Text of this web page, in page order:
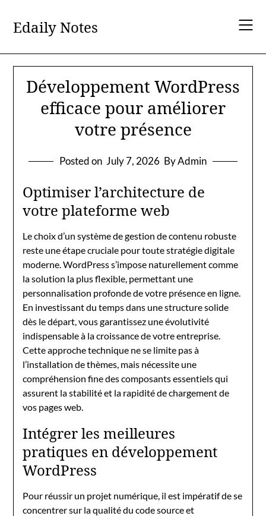
content
Edaily Notes
Développement WordPress
efficace pour améliorer
votre présence
Posted on July 7, 2026 By Admin
Optimiser l’architecture de
votre plateforme web
Le choix d’un système de gestion de contenu robuste
reste une étape cruciale pour toute stratégie digitale
moderne. WordPress s’impose naturellement comme
la solution la plus flexible, permettant une
personnalisation profonde de votre présence en ligne.
En investissant du temps dans une structure solide
dès le départ, vous garantissez une évolutivité
indispensable à la croissance de votre entreprise.
Cette approche technique ne se limite pas à
l’installation de thèmes, mais nécessite une
compréhension fine des composants essentiels qui
assurent la stabilité et la rapidité de chargement de
vos pages web.
Intégrer les meilleures
pratiques en développement
WordPress
Pour réussir un projet numérique, il est impératif de se
concentrer sur la qualité du code source et